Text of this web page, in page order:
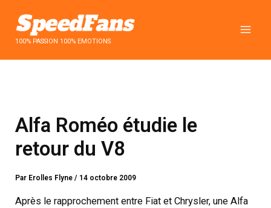
contenu100% PASSION 100% EMOTIONS
Alfa Roméo étudie le
retour du V8
Par Erolles Flyne/ 14 octobre 2009
Après le rapprochement entre Fiat et Chrysler, une Alfa